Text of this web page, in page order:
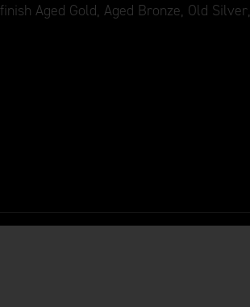
Aged Gold, Aged Bronze, Old Silver,